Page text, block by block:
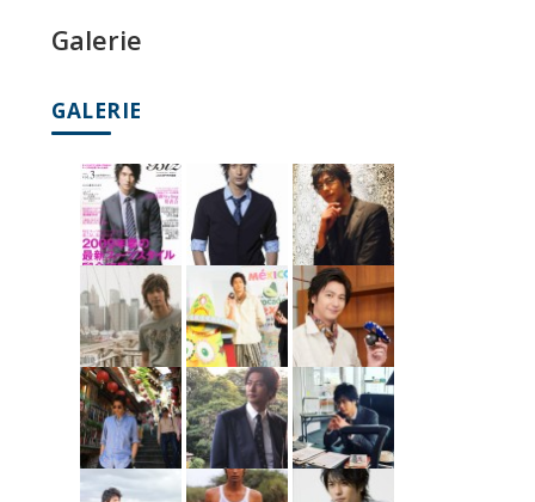
Galerie
GALERIE